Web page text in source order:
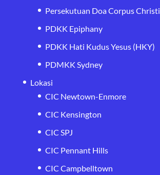
Persekutuan Doa Corpus Christi
PDKK Epiphany
PDKK Hati Kudus Yesus (HKY)
PDMKK Sydney
Lokasi
CIC Newtown-Enmore
CIC Kensington
CIC SPJ
CIC Pennant Hills
CIC Campbelltown